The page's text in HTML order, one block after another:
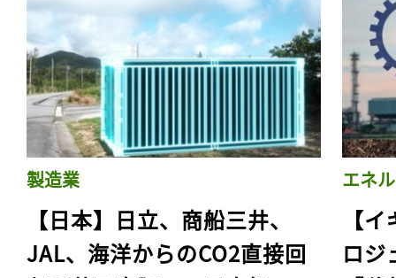
製造業
【日本】日立、商船三井、
JAL、海洋からのCO2直接回
エネ
【
ロジ